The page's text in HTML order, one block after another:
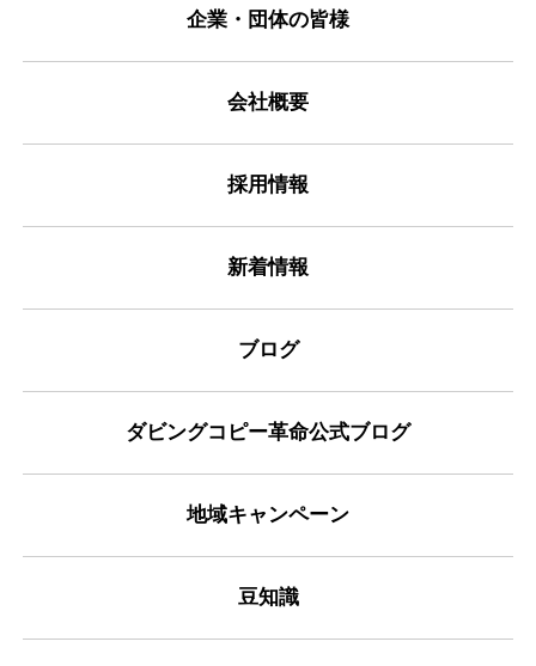
企業・団体の皆様
会社概要
採用情報
新着情報
ブログ
ダビングコピー革命公式ブログ
地域キャンペーン
豆知識